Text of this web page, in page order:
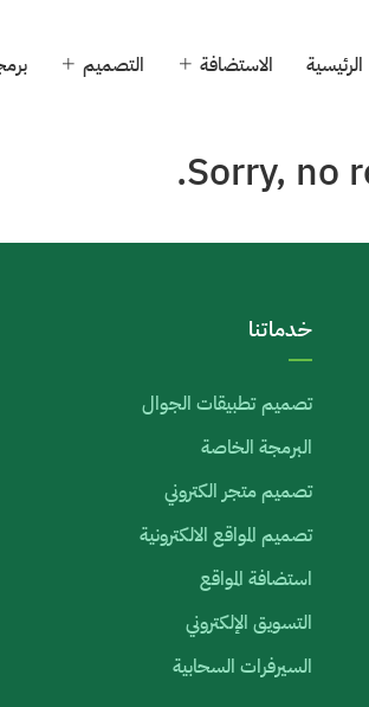
الرئيسية الاستضافة التصميم
Sorry, no
خدماتنا
تصميم تطبيقات الجوال
البرمجة الخاصة
تصميم متجر الكتروني
تصميم المواقع الالكترونية
استضافة المواقع
التسويق الإلكتروني
السيرفرات السحابية